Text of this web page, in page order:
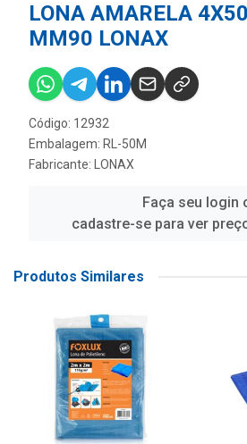
LONA AMARELA
MM90 LONAX
Código: 12932
Embalagem: RL-50M
Fabricante:
LONAX
Faça seu login
cadastre-se para ver
Produtos Similares